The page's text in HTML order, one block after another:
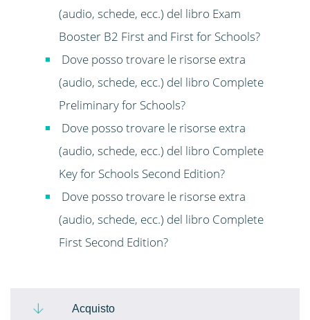
(audio, schede, ecc.) del libro Exam
Booster B2 First and First for Schools?
Dove posso trovare le risorse extra
(audio, schede, ecc.) del libro Complete
Preliminary for Schools?
Dove posso trovare le risorse extra
(audio, schede, ecc.) del libro Complete
Key for Schools Second Edition?
Dove posso trovare le risorse extra
(audio, schede, ecc.) del libro Complete
First Second Edition?
Acquisto